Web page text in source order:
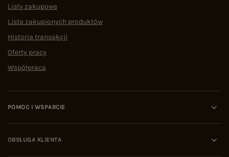
Listy zakupowe
Lista zakupionych produktów
Historia transakcji
Oferty pracy
Współpraca
POMOC I WSPARCIE
OBSŁUGA KLIENTA